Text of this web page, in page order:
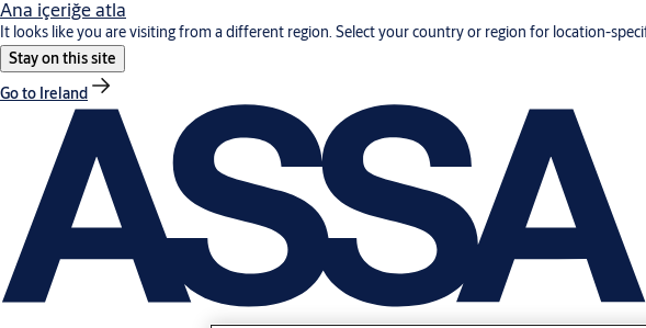
Ana içeriğe atla
It looks like you are visiting from a different region. Select your country or region for location-
Stay on this site
Go to Ireland